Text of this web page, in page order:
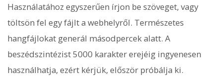
Használatához egyszerűen írjon be szöveget, vagy
töltsön fel egy fájlt a webhelyről. Természetes
hangfájlokat generál másodpercek alatt. A
beszédszintézist 5000 karakter erejéig ingyenesen
használhatja, ezért kérjük, először próbálja ki.